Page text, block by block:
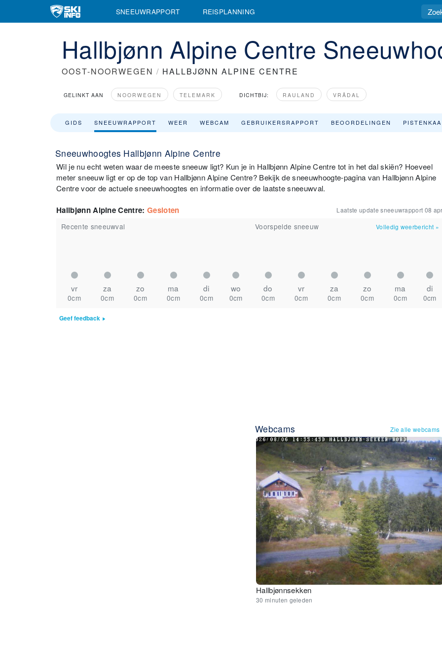
SNEEUWRAPPORT REISPLANNING
Hallbjønn Alpine Centre
OOST-NOORWEGEN / HALLBJØNN ALPINE CENTRE
GELINKT AAN NOORWEGEN TELEMARK DICHTBIJ: RAULAND VRÅDAL
GIDS SNEEUWRAPPORT WEER WEBCAM GEBRUIKERSRAPPORT BEOORDELINGEN
Sneeuwhoogtes Hallbjønn Alpine Centre
Wil je nu echt weten waar de meeste sneeuw ligt? Kun je in Hallbjønn Alpine Centre tot in het dal skiën? Hoeveel
meter sneeuw ligt er op de top van Hallbjønn Alpine Centre? Bekijk de sneeuwhoogte-pagina van Hallbjønn Alpine
Centre voor de actuele sneeuwhoogtes en informatie over de laatste sneeuwval.
Hallbjønn Alpine Centre:Gesloten Laatste update sneeuwrapport 08
Recente sneeuwval
vr za zo ma di wo
0cm 0cm 0cm 0cm 0cm 0cm
Voorspelde sneeuw Volledig weerbericht »
do vr za zo ma di
0cm 0cm 0cm 0cm 0cm 0cm
Geef feedback
Webcams Zie alle webcams
Hallbjønnsekken
30 minuten geleden